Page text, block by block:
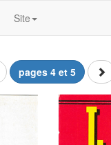
Site
pages 4 et 5